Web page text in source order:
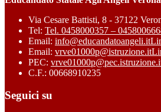
Via Cesare Battisti, 8 - 37122
Tel: Tel. 0458000357 –
Email: info@educandatoangeli.it
Email: vrve01000p@istruzione.it
PEC:
C.F.: 00668910235
Seguici su